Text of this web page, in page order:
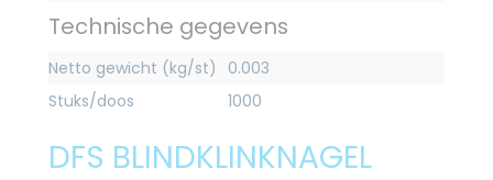
Technische gegevens
Netto gewicht (kg/st)
0.003
Stuks/doos
1000
DFS BLINDKLINKNAGEL